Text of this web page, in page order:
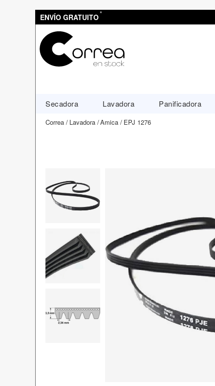
ENVÍO GRATUITO*
Secadora Lavadora Panificadora
Correa Lavadora Amica EPJ 1276